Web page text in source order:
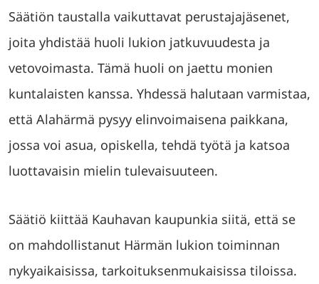
Säätiön taustalla vaikuttavat perustajajäsenet,
joita yhdistää huoli lukion jatkuvuudesta ja
vetovoimasta. Tämä huoli on jaettu monien
kuntalaisten kanssa. Yhdessä halutaan varmistaa,
että Alahärmä pysyy elinvoimaisena paikkana,
jossa voi asua, opiskella, tehdä työtä ja katsoa
luottavaisin mielin tulevaisuuteen.
Säätiö kiittää Kauhavan kaupunkia siitä, että se
on mahdollistanut Härmän lukion toiminnan
nykyaikaisissa, tarkoituksenmukaisissa tiloissa.